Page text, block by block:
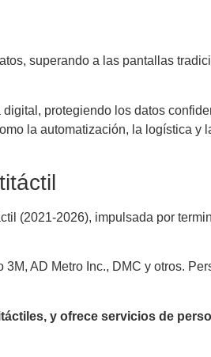
superando a las pantallas
protegiendo los datos
la automatización, la logística y
(2021-2026), impulsada por
AD Metro Inc., DMC y otros.
y ofrece servicios de